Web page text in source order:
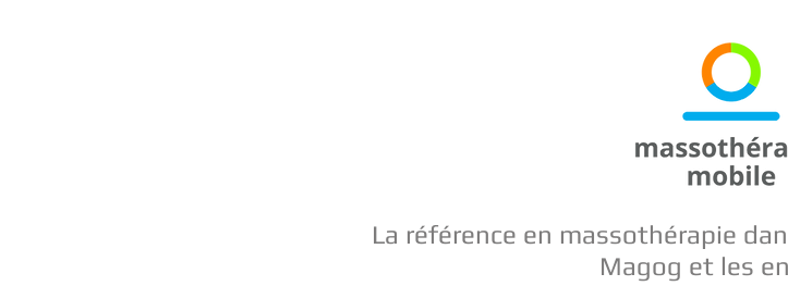
La référence en massothérapie
Magog et les